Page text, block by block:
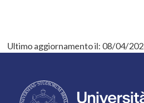
Ultimo aggiornamento il: 08/04/